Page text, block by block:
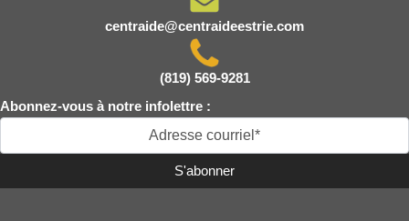
centraide@centraideestrie.com
(819) 569-9281
Abonnez-vous à notre infolettre :